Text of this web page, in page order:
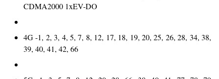
CDMA2000 1xEV-DO
4G -1, 2, 3, 4, 5, 7, 8, 12, 17, 18, 19, 20, 25, 26, 28, 34, 38,
39, 40, 41, 42, 66